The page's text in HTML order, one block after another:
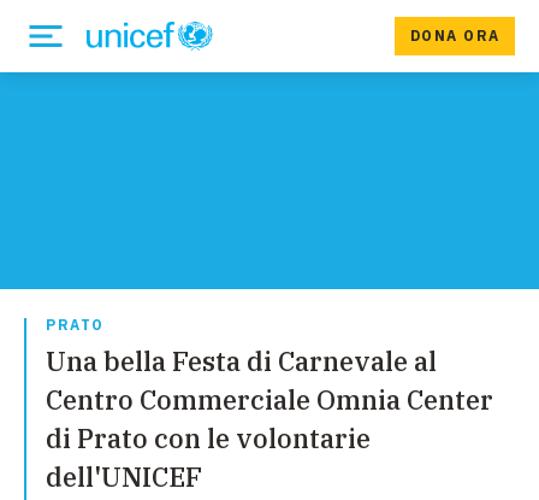
DONA ORA
PRATO
Una bella Festa di Carnevale al
Centro Commerciale Omnia Center
di Prato con le volontarie
dell'UNICEF